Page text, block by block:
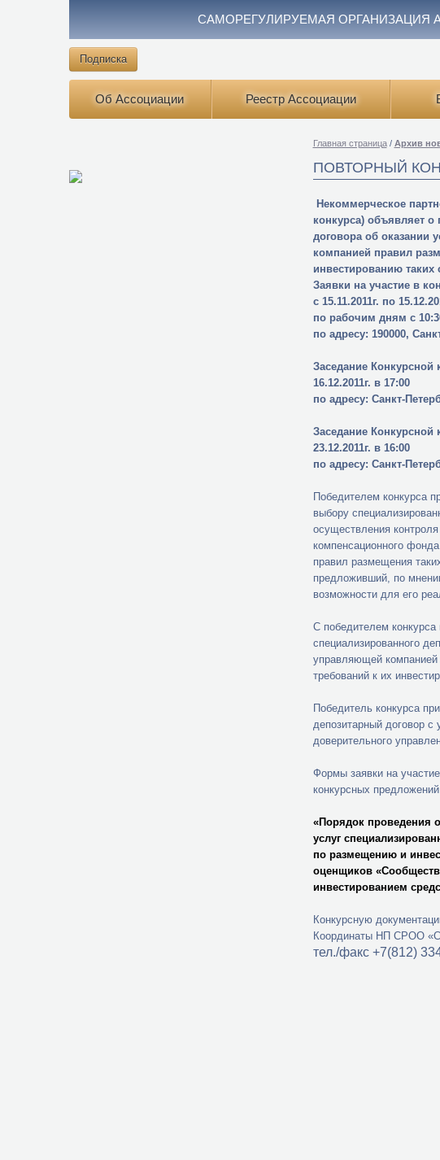
САМОРЕГУЛИРУЕМАЯ
Подписка
Об Ассоциации Реестр Ассоциации
Главная страница / Архив
ПОВТОРНЫЙ
Некоммерческое
конкурса) объявляет
договора об оказании
компанией правил
инвестированию таких
Заявки на участие в
с 15.11.2011г. по
по рабочим дням с
по адресу: 190000,
Заседание Конкурсной
16.12.2011г. в 17:00
по адресу: Санкт-
Заседание Конкурсной
23.12.2011г. в 16:00
по адресу: Санкт-
Победителем конкурса
выбору
осуществления
компенсационного фонда
правил размещения
предложивший, по
возможности для его
С победителем конкурса
специализированного
управляющей компанией
требований к их
Победитель конкурса
депозитарный договор
доверительного
Формы заявки на
конкурсных
«Порядок проведения
услуг
по размещению и
оценщиков
инвестированием
Конкурсную
Координаты НП СРОО
тел./факс +7(812)